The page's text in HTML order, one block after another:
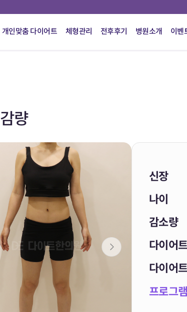
개인맞춤 다이어트 체형관리 전후후기 병원소개 이벤
감량
신장
나이
감소량
다이어
다이어
프로그